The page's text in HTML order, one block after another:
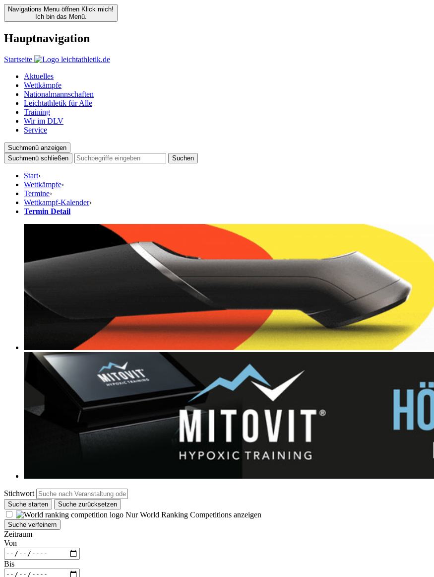
Navigations Menu öffnen Klick mich!
Ich bin das Menü.
Hauptnavigation
Startseite
Aktuelles
Wettkämpfe
Nationalmannschaften
Leichtathletik für Alle
Training
Wir im DLV
Service
Suchmenü anzeigen
Suchmenü schließen
Suchen
Start›
Wettkämpfe›
Termine›
Wettkampf-Kalender›
Termin Detail
Stichwort
Suche starten Suche zurücksetzen
Nur World Ranking Competitions anzeigen
Suche verfeinern
Zeitraum
Von
Bis